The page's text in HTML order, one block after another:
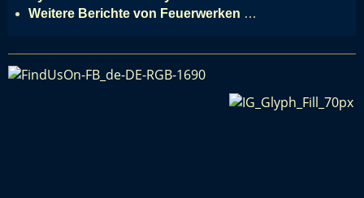
Weitere Berichte von Feuerwerken …